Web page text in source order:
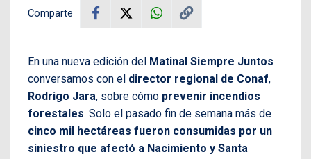
Comparte
En una nueva edición del Matinal Siempre Juntos
conversamos con el director regional de Conaf,
Rodrigo Jara, sobre cómo prevenir incendios
forestales. Solo el pasado fin de semana más de
cinco mil hectáreas fueron consumidas por un
siniestro que afectó a Nacimiento y Santa